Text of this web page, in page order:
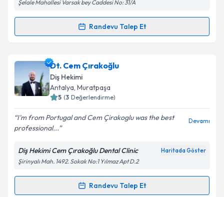
Metni'ni okudum ve kişisel verilerimin belirtilen
kapsamda işlenmesini kabul ediyorum.
Şelale Mahallesi Varsak bey Caddesi No: 31/A
Randevu Talep Et
Randevu Takvimi Talebi
Dt. Hazal Özdemiriçin randevu takvimi talebi
oluşturun. Size bu uzmandan randevu almanız için bir
takvim hazırlandığında e-posta ile bilgilendireceğiz.
Kişisel verilerimin işlenmesine ilişkin
Aydınlatma
Metni'ni okudum ve kişisel verilerimin belirtilen
kapsamda işlenmesini kabul ediyorum.
Dt. Cem Çırakoğlu
Diş Hekimi
Antalya, Muratpaşa
5 (3 Değerlendirme)
I'm from Portugal and Cem Çirakoglu was the best
professional...
Devamı
Diş Hekimi Cem Çırakoğlu Dental Clinic Haritada Göster
Şirinyalı Mah. 1492. Sokak No:1 Yılmaz Apt D.2
Randevu Talep Et
Randevu Takvimi Talebi